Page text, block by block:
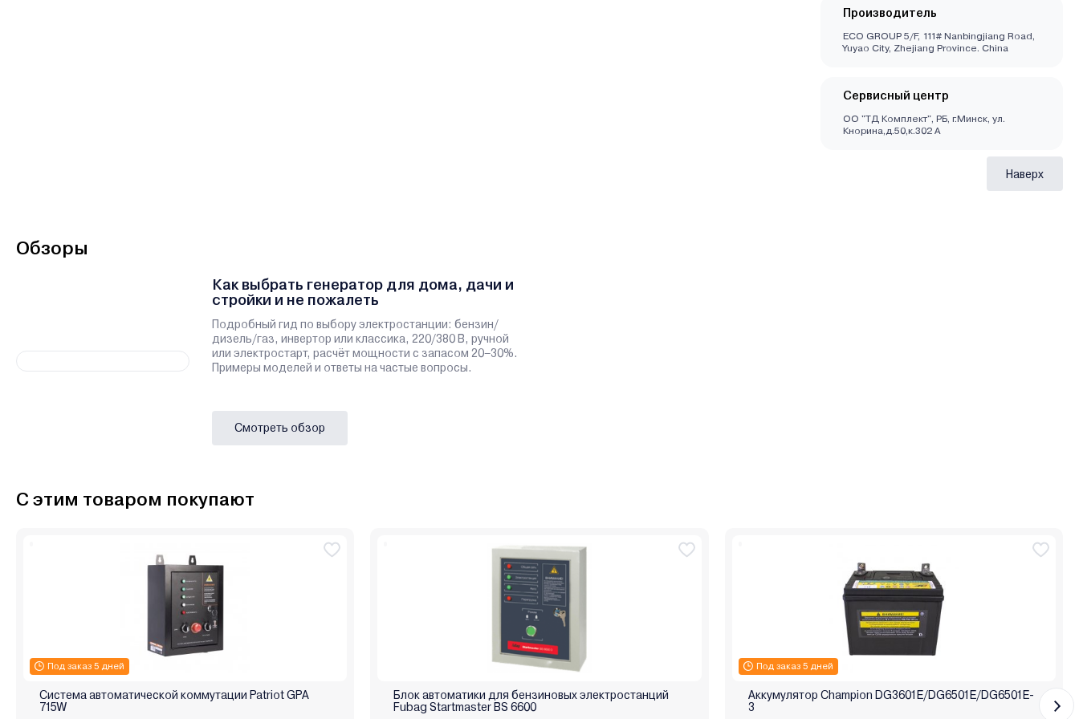
Производитель
ECO GROUP 5/F, 111# Nanbingjiang Road,
Yuyao City, Zhejiang Province. China
Сервисный центр
ОО "ТД Комплект", РБ, г.Минск, ул.
Кнорина,д.50,к.302 А
Наверх
Обзоры
Как выбрать генератор для дома, дачи и
стройки и не пожалеть
Подробный гид по выбору электростанции: бензин/
дизель/газ, инвертор или классика, 220/380 В, ручной
или электростарт, расчёт мощности с запасом 20–30%.
Примеры моделей и ответы на частые вопросы.
Смотреть обзор
С этим товаром покупают
Под заказ 5 дней
Система автоматической коммутации Patriot GPA
715W
Блок автоматики для бензиновых электростанций
Fubag Startmaster BS 6600
Под заказ 5 дней
Аккумулятор Champion DG3601E/DG6501E/DG6501E-
3